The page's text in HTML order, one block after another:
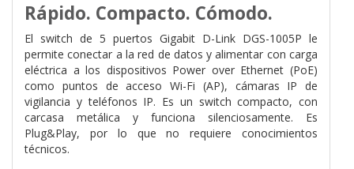
Rápido. Compacto. Cómodo.
El switch de 5 puertos Gigabit D-Link DGS-1005P le
permite conectar a la red de datos y alimentar con carga
eléctrica a los dispositivos Power over Ethernet (PoE)
como puntos de acceso Wi-Fi (AP), cámaras IP de
vigilancia y teléfonos IP. Es un switch compacto, con
carcasa metálica y funciona silenciosamente. Es
Plug&Play, por lo que no requiere conocimientos
técnicos.